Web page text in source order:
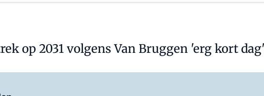
op 2031 volgens Van Bruggen 'erg kort dag'